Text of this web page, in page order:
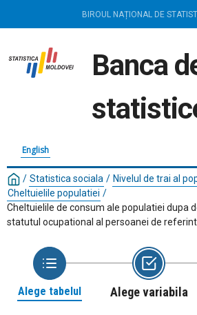
BIROUL NAȚIONAL DE
Banca
English
/ Statistica sociala / Nivelul de trai al
Cheltuielile populatiei /
Cheltuielile de consum ale populatiei dupa
statutul ocupational al persoanei de
Alege tabelul Alege variabila